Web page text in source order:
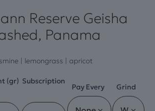
Reserve Geisha
Panama
| lemongrass | apricot
(gr) Subscription
Pay Every Grind